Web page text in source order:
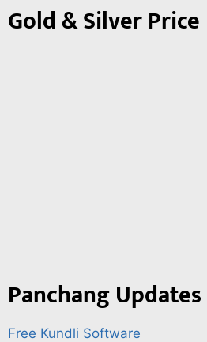
Gold & Silver Price
Panchang Updates
Free Kundli Software